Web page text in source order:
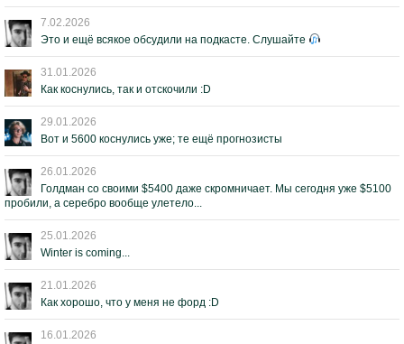
7.02.2026
Это и ещё всякое обсудили на подкасте. Слушайте
31.01.2026
Как коснулись, так и отскочили :D
29.01.2026
Вот и 5600 коснулись уже; те ещё прогнозисты
26.01.2026
Голдман со своими $5400 даже скромничает. Мы сегодня уже $5100
пробили, а серебро вообще улетело...
25.01.2026
Winter is coming...
21.01.2026
Как хорошо, что у меня не форд :D
16.01.2026